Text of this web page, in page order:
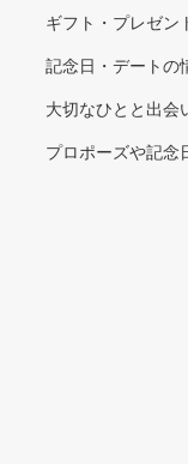
ギフト・プレゼン
記念日・デートの
大切なひとと出会
プロポーズや記念